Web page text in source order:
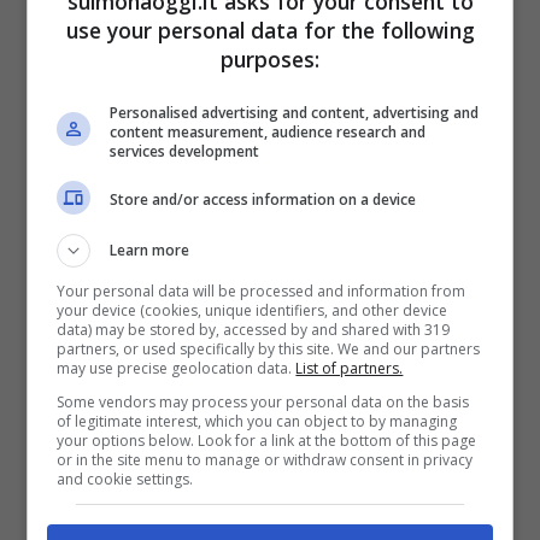
Oggi, infatti, è più robusta e resistente
Quanto costa un bracciale
tennis? Scopri anche come
abbinarlo e le star che lo
indossano
è così famoso e perché porta questo
nome, ma sai quanto costa? Un tennis in
oro bianco con diamanti può costare a
use your personal data for the following
purposes:
Personalised advertising and content, advertising and
content measurement, audience research and
services development
Store and/or access information on a device
Learn more
Your personal data will be processed and information from
your device (cookies, unique identifiers, and other device
data) may be stored by, accessed by and shared with 319
partners, or used specifically by this site. We and our partners
may use precise geolocation data. List of partners.
Some vendors may process your personal data on the basis
of legitimate interest, which you can object to by managing
your options below. Look for a link at the bottom of this page
or in the site menu to manage or withdraw consent in privacy
and cookie settings.